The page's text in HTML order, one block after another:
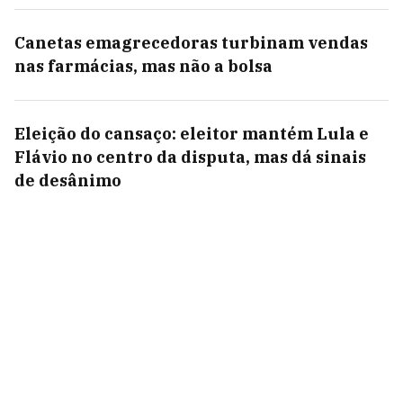
Canetas emagrecedoras turbinam vendas
nas farmácias, mas não a bolsa
Eleição do cansaço: eleitor mantém Lula e
Flávio no centro da disputa, mas dá sinais
de desânimo